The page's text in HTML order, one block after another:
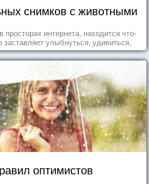
снимков с животными
просторах интернета, находится что-
заставляет улыбнуться, удивиться,
восхититься...
оптимистов